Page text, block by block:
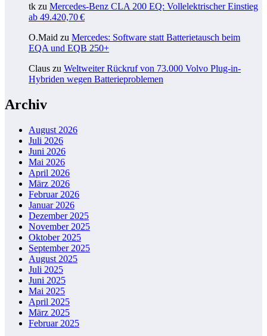
tk zu Mercedes-Benz CLA 200 EQ: Vollelektrischer Einstieg
ab 49.420,70 €
O.Maid zu Mercedes: Software statt Batterietausch beim
EQA und EQB 250+
Claus zu Weltweiter Rückruf von 73.000 Volvo Plug-in-
Hybriden wegen Batterieproblemen
Archiv
August 2026
Juli 2026
Juni 2026
Mai 2026
April 2026
März 2026
Februar 2026
Januar 2026
Dezember 2025
November 2025
Oktober 2025
September 2025
August 2025
Juli 2025
Juni 2025
Mai 2025
April 2025
März 2025
Februar 2025